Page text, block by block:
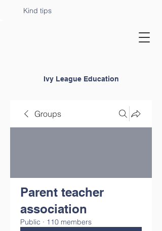
Ivy League Education
Kind tips
Groups
Parent teacher
association
Public · 110 members